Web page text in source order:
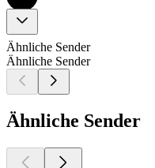
Ähnliche Sender
Ähnliche Sender
Ähnliche Sender